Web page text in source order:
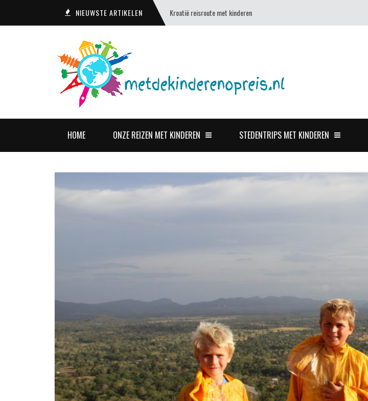
NIEUWSTE ARTIKELEN Kroatië reisroute met kinderen
HOME ONZE REIZEN MET KINDEREN STEDENTRIPS MET KINDEREN